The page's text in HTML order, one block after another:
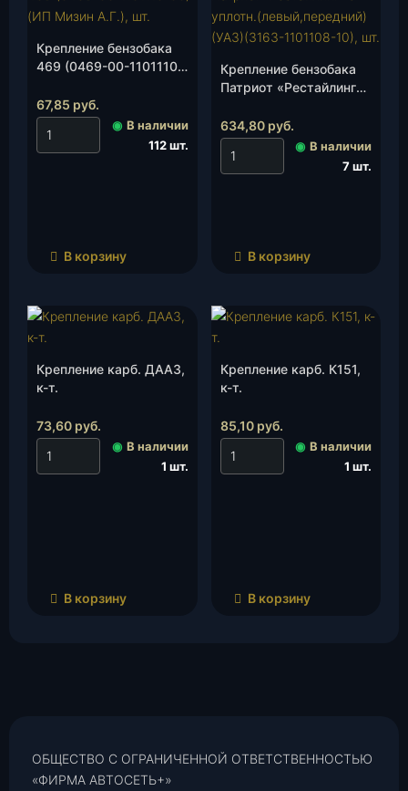
Крепление бензобака
469 (0469-00-1101110-
67,85 руб.
◉ В наличии
112 шт.
В корзину
Крепление бензобака
Патриот «Рестайлинг»
(левый,передний)(УАЗ)
(3163-1101108-10), шт.
634,80 руб.
◉ В наличии
7 шт.
В корзину
Крепление карб. ДААЗ,
к-т.
73,60 руб.
◉ В наличии
1 шт.
В корзину
Крепление карб. К151,
к-т.
85,10 руб.
◉ В наличии
1 шт.
В корзину
ОБЩЕСТВО С ОГРАНИЧЕННОЙ ОТВЕТСТВЕННОСТЬЮ
«ФИРМА АВТОСЕТЬ+»